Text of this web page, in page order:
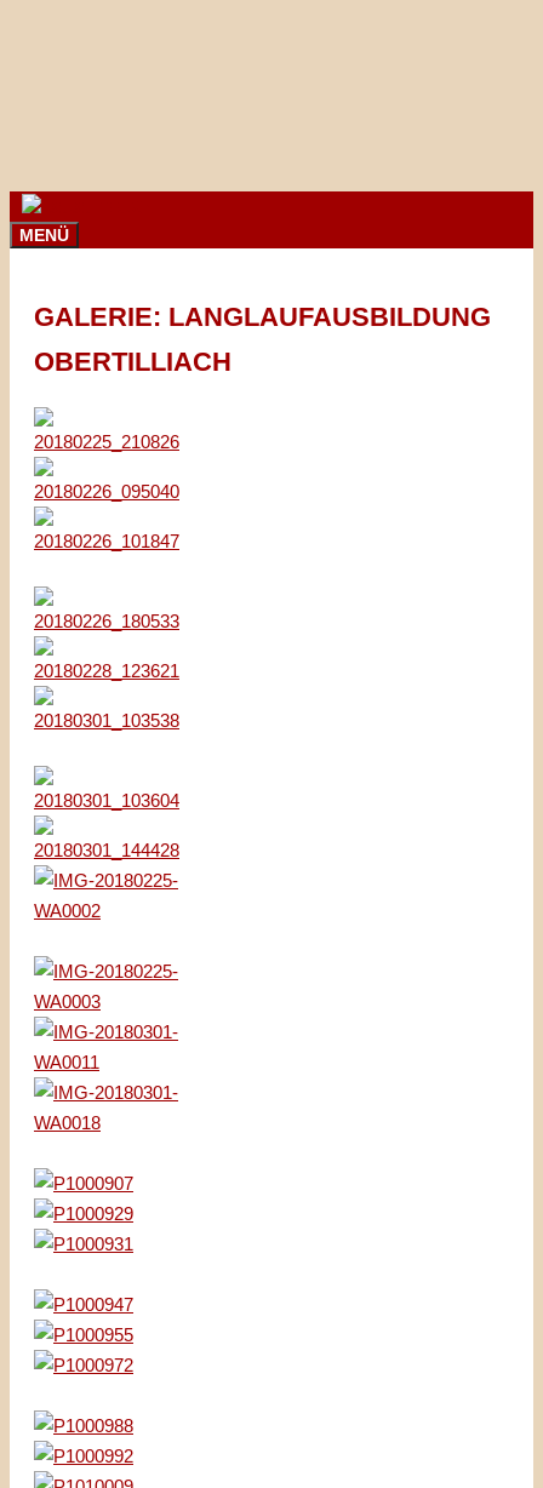
MENÜ
GALERIE: LANGLAUFAUSBILDUNG
OBERTILLIACH